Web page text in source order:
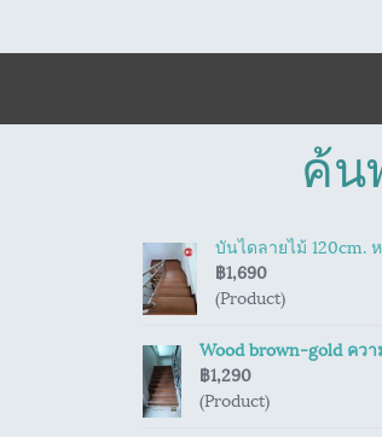
ค้น
บันไดลายไม้ 120cm.
฿1,690
(Product)
Wood brown-gold ควา
฿1,290
(Product)